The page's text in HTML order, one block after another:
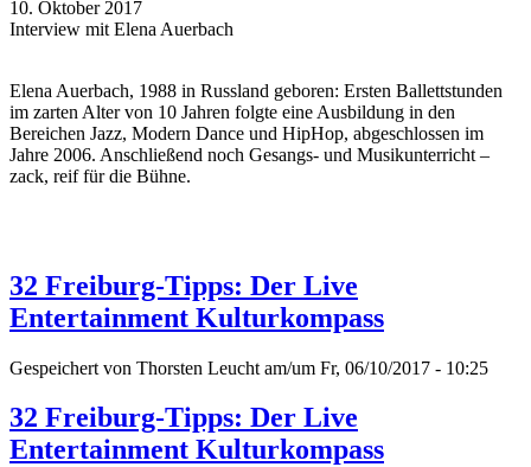
10. Oktober 2017
Interview mit Elena Auerbach
Elena Auerbach, 1988 in Russland geboren: Ersten Ballettstunden
im zarten Alter von 10 Jahren folgte eine Ausbildung in den
Bereichen Jazz, Modern Dance und HipHop, abgeschlossen im
Jahre 2006. Anschließend noch Gesangs- und Musikunterricht –
zack, reif für die Bühne.
32 Freiburg-Tipps: Der Live
Entertainment Kulturkompass
Gespeichert von Thorsten Leucht am/um Fr, 06/10/2017 - 10:25
32 Freiburg-Tipps: Der Live
Entertainment Kulturkompass